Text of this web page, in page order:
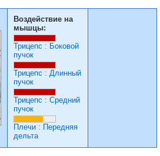
Воздействие на
мышцы:
Трицепс : Боковой
пучок
Трицепс : Длинный
пучок
Трицепс : Средний
пучок
Плечи : Передняя
дельта